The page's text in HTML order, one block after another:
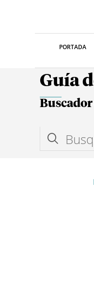
PORTADA
Guía